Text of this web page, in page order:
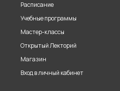
Расписание
Учебные программы
Мастер-классы
Открытый Лекторий
Магазин
Вход в личный кабинет